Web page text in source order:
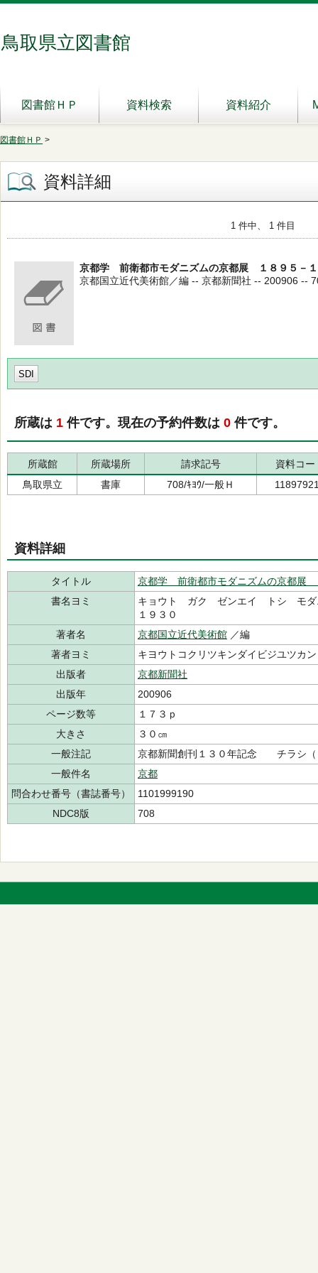
鳥取県立図書館
図書館ＨＰ 資料検索 資料紹介
図書館ＨＰ >
資料詳細
1 件中、 1 件目
京都学 前衛都市モダニズムの京都展 １８９５－
京都国立近代美術館／編 -- 京都新聞社 -- 200906 --
SDI
所蔵は 1 件です。現在の予約件数は 0 件です。
所蔵館 所蔵場所 請求記号
資料コー
鳥取県立
書庫 708/ｷﾖｳ/一般Ｈ
資料詳細
タイトル
京都学 前衛都市モダニズムの京都展
書名ヨミ
キョウト ガク ゼンエイ トシ モ
１９３０
著者名
京都国立近代美術館 ／編
著者ヨミ
キヨウトコクリツキンダイビジユツカ
出版者
京都新聞社
出版年
200906
ページ数等
１７３ｐ
大きさ
３０㎝
一般注記
京都新聞創刊１３０年記念 チラシ（
一般件名
京都
問合わせ番号（書誌番号）
1101999190
NDC8版
708